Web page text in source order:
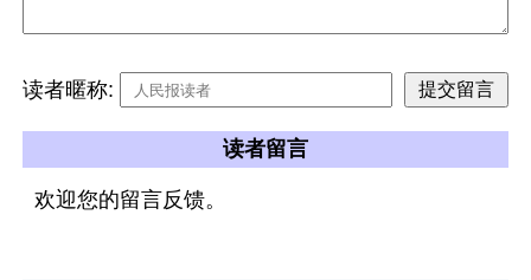
读者暱称:
读者留言
欢迎您的留言反馈。